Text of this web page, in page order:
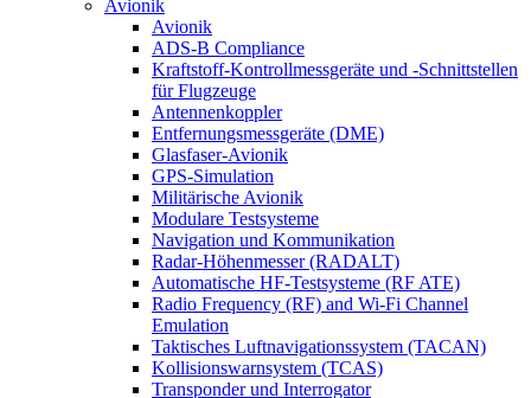
Avionik
Avionik
ADS-B Compliance
Kraftstoff-Kontrollmessgeräte und -Schnittstellen
für Flugzeuge
Antennenkoppler
Entfernungsmessgeräte (DME)
Glasfaser-Avionik
GPS-Simulation
Militärische Avionik
Modulare Testsysteme
Navigation und Kommunikation
Radar-Höhenmesser (RADALT)
Automatische HF-Testsysteme (RF ATE)
Radio Frequency (RF) and Wi-Fi Channel
Emulation
Taktisches Luftnavigationssystem (TACAN)
Kollisionswarnsystem (TCAS)
Transponder und Interrogator